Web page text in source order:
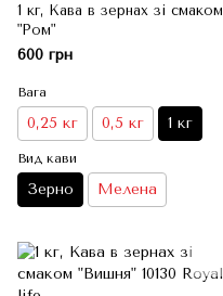
1 кг, Кава в зернах зі смаком
"Ром"
600 грн
Вага
0,25 кг 0,5 кг 1 кг
Вид кави
Зерно Мелена